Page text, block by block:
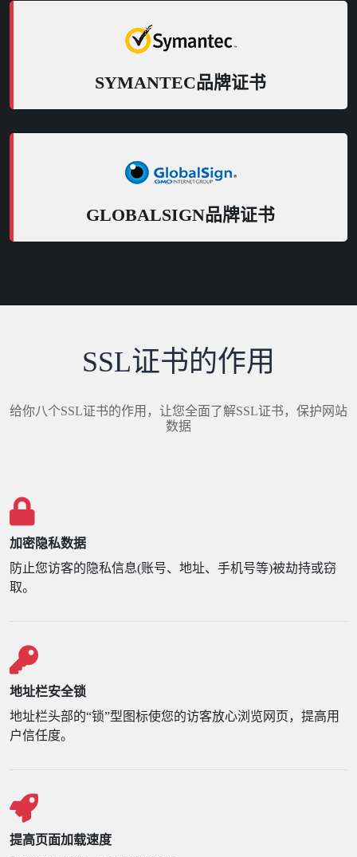
SYMANTEC品牌证书
GLOBALSIGN品牌证书
SSL证书的作用
给你八个SSL证书的作用，让您全面了解SSL证书，保护网站
数据
加密隐私数据
防止您访客的隐私信息(账号、地址、手机号等)被劫持或窃
取。
地址栏安全锁
地址栏头部的“锁”型图标使您的访客放心浏览网页，提高用
户信任度。
提高页面加载速度